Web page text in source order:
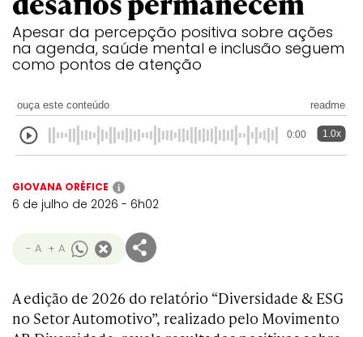
Apesar da percepção positiva sobre ações
na agenda, saúde mental e inclusão seguem
como pontos de atenção
ouça este conteúdo readme
0:00 1.0x
GIOVANA ORÉFICE i
6 de julho de 2026 - 6h02
- A + A
A edição de 2026 do relatório “Diversidade & ESG
no Setor Automotivo”, realizado pelo Movimento